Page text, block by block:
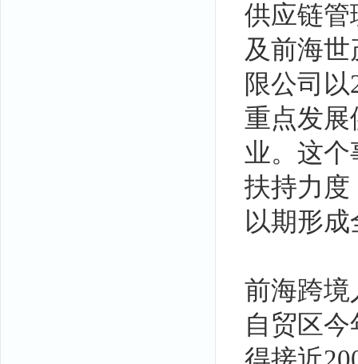
供应链管
及前海
限公司
重点发展
业。这
扶持力度
以期形
前海跨境
自贸区